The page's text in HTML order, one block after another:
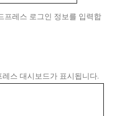
프레스 로그인 정보를 입력합
스 대시보드가 표시됩니다.